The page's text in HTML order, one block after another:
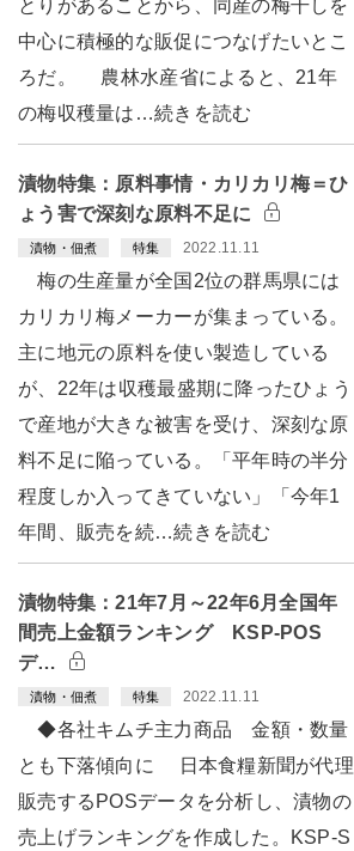
とりがあることから、同産の梅干しを
中心に積極的な販促につなげたいとこ
ろだ。 農林水産省によると、21年
の梅収穫量は…続きを読む
漬物特集：原料事情・カリカリ梅＝ひ
ょう害で深刻な原料不足に
漬物・佃煮 特集 2022.11.11
梅の生産量が全国2位の群馬県には
カリカリ梅メーカーが集まっている。
主に地元の原料を使い製造している
が、22年は収穫最盛期に降ったひょう
で産地が大きな被害を受け、深刻な原
料不足に陥っている。「平年時の半分
程度しか入ってきていない」「今年1
年間、販売を続…続きを読む
漬物特集：21年7月～22年6月全国年
間売上金額ランキング KSP-POS
デ…
漬物・佃煮 特集 2022.11.11
◆各社キムチ主力商品 金額・数量
とも下落傾向に 日本食糧新聞が代理
販売するPOSデータを分析し、漬物の
売上げランキングを作成した。KSP-S